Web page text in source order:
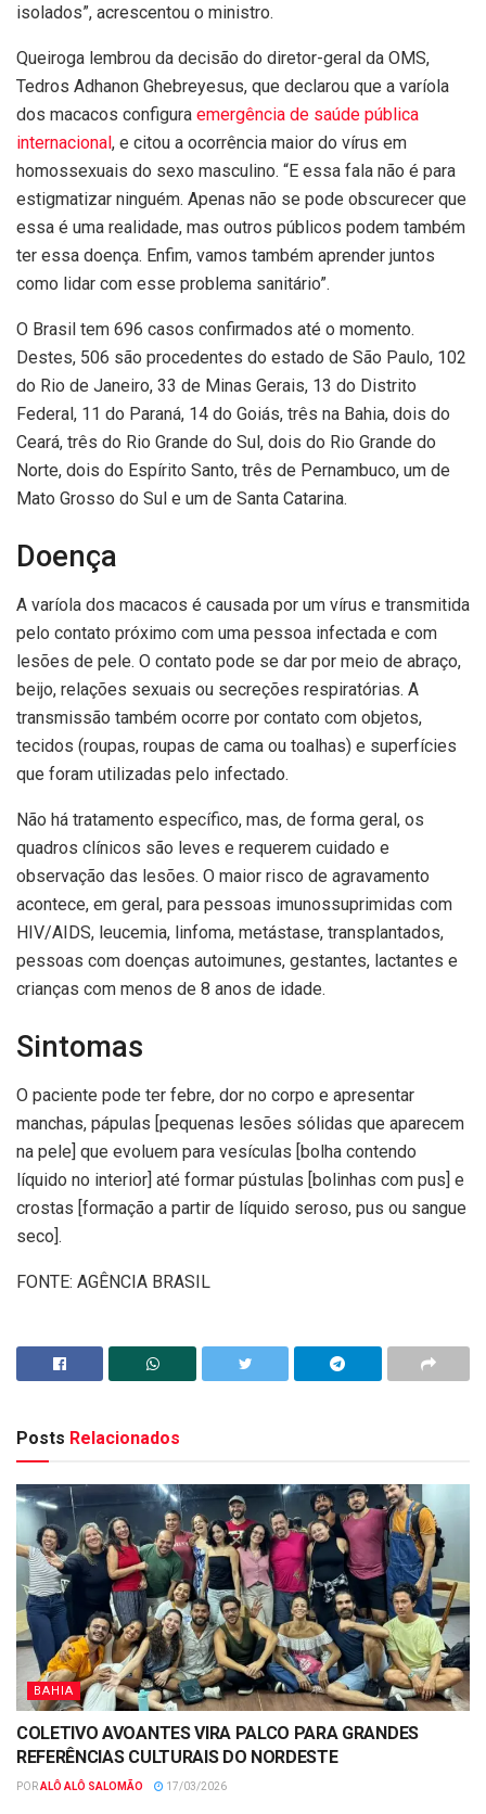
isolados”, acrescentou o ministro.
Queiroga lembrou da decisão do diretor-geral da OMS,
Tedros Adhanon Ghebreyesus, que declarou que a varíola
dos macacos configura emergência de saúde pública
internacional, e citou a ocorrência maior do vírus em
homossexuais do sexo masculino. “E essa fala não é para
estigmatizar ninguém. Apenas não se pode obscurecer que
essa é uma realidade, mas outros públicos podem também
ter essa doença. Enfim, vamos também aprender juntos
como lidar com esse problema sanitário”.
O Brasil tem 696 casos confirmados até o momento.
Destes, 506 são procedentes do estado de São Paulo, 102
do Rio de Janeiro, 33 de Minas Gerais, 13 do Distrito
Federal, 11 do Paraná, 14 do Goiás, três na Bahia, dois do
Ceará, três do Rio Grande do Sul, dois do Rio Grande do
Norte, dois do Espírito Santo, três de Pernambuco, um de
Mato Grosso do Sul e um de Santa Catarina.
Doença
A varíola dos macacos é causada por um vírus e transmitida
pelo contato próximo com uma pessoa infectada e com
lesões de pele. O contato pode se dar por meio de abraço,
beijo, relações sexuais ou secreções respiratórias. A
transmissão também ocorre por contato com objetos,
tecidos (roupas, roupas de cama ou toalhas) e superfícies
que foram utilizadas pelo infectado.
Não há tratamento específico, mas, de forma geral, os
quadros clínicos são leves e requerem cuidado e
observação das lesões. O maior risco de agravamento
acontece, em geral, para pessoas imunossuprimidas com
HIV/AIDS, leucemia, linfoma, metástase, transplantados,
pessoas com doenças autoimunes, gestantes, lactantes e
crianças com menos de 8 anos de idade.
Sintomas
O paciente pode ter febre, dor no corpo e apresentar
manchas, pápulas [pequenas lesões sólidas que aparecem
na pele] que evoluem para vesículas [bolha contendo
líquido no interior] até formar pústulas [bolinhas com pus] e
crostas [formação a partir de líquido seroso, pus ou sangue
seco].
FONTE: AGÊNCIA BRASIL
Posts Relacionados
BAHIA
COLETIVO AVOANTES VIRA PALCO PARA GRANDES
REFERÊNCIAS CULTURAIS DO NORDESTE
PORALÔ ALÔ SALOMÃO 17/03/2026